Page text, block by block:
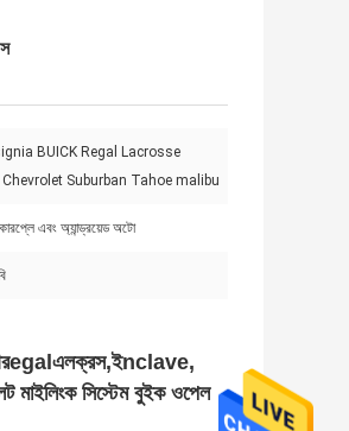
BUICK Regal Lacrosse
Chevrolet Suburban Tahoe malibu
এবং অ্যান্ড্রয়েড অটো
egal এলক্রস,ইnclave,
মাইলিংক সিস্টেম বুইক ওপেল